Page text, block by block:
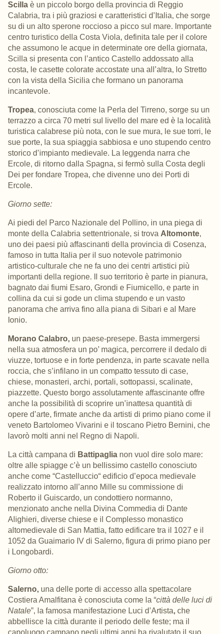
Scilla è un piccolo borgo della provincia di Reggio
Calabria, tra i più graziosi e caratteristici d’Italia, che sorge
su di un alto sperone roccioso a picco sul mare. Importante
centro turistico della Costa Viola, definita tale per il colore
che assumono le acque in determinate ore della giornata,
Scilla si presenta con l’antico Castello addossato alla
costa, le casette colorate accostate una all’altra, lo Stretto
con la vista della Sicilia che formano un panorama
incantevole.
Tropea, conosciuta come la Perla del Tirreno, sorge su un
terrazzo a circa 70 metri sul livello del mare ed è la località
turistica calabrese più nota, con le sue mura, le sue torri, le
sue porte, la sua spiaggia sabbiosa e uno stupendo centro
storico d’impianto medievale. La leggenda narra che
Ercole, di ritorno dalla Spagna, si fermò sulla Costa degli
Dei per fondare Tropea, che divenne uno dei Porti di
Ercole.
Giorno sette:
Ai piedi del Parco Nazionale del Pollino, in una piega di
monte della Calabria settentrionale, si trova Altomonte,
uno dei paesi più affascinanti della provincia di Cosenza,
famoso in tutta Italia per il suo notevole patrimonio
artistico-culturale che ne fa uno dei centri artistici più
importanti della regione. Il suo territorio è parte in pianura,
bagnato dai fiumi Esaro, Grondi e Fiumicello, e parte in
collina da cui si gode un clima stupendo e un vasto
panorama che arriva fino alla piana di Sibari e al Mare
Ionio.
Morano Calabro, un paese-presepe. Basta immergersi
nella sua atmosfera un po’ magica, percorrere il dedalo di
viuzze, tortuose e in forte pendenza, in parte scavate nella
roccia, che s’infilano in un compatto tessuto di case,
chiese, monasteri, archi, portali, sottopassi, scalinate,
piazzette. Questo borgo assolutamente affascinante offre
anche la possibilità di scoprire un’inattesa quantità di
opere d’arte, firmate anche da artisti di primo piano come il
veneto Bartolomeo Vivarini e il toscano Pietro Bernini, che
lavorò molti anni nel Regno di Napoli.
La città campana di Battipaglia non vuol dire solo mare:
oltre alle spiagge c’è un bellissimo castello conosciuto
anche come “Castelluccio“ edificio d’epoca medievale
realizzato intorno all’anno Mille su commissione di
Roberto il Guiscardo, un condottiero normanno,
menzionato anche nella Divina Commedia di Dante
Alighieri, diverse chiese e il Complesso monastico
altomedievale di San Mattia, fatto edificare tra il 1027 e il
1052 da Guaimario IV di Salerno, figura di primo piano per
i Longobardi.
Giorno otto:
Salerno, una delle porte di accesso alla spettacolare
Costiera Amalfitana è conosciuta come la “città delle luci di
Natale”, la famosa manifestazione Luci d’Artista, che
abbellisce la città durante il periodo delle feste; ma il
capoluogo campano negli ultimi anni ha rivalutato il suo